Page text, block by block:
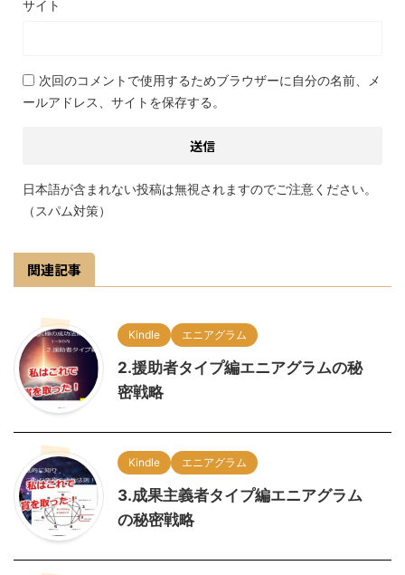
サイト
次回のコメントで使用するためブラウザーに自分の名前、メ
ールアドレス、サイトを保存する。
日本語が含まれない投稿は無視されますのでご注意ください。
（スパム対策）
関連記事
Kindle エニアグラム
2.援助者タイプ編エニアグラムの秘
密戦略
Kindle エニアグラム
3.成果主義者タイプ編エニアグラム
の秘密戦略